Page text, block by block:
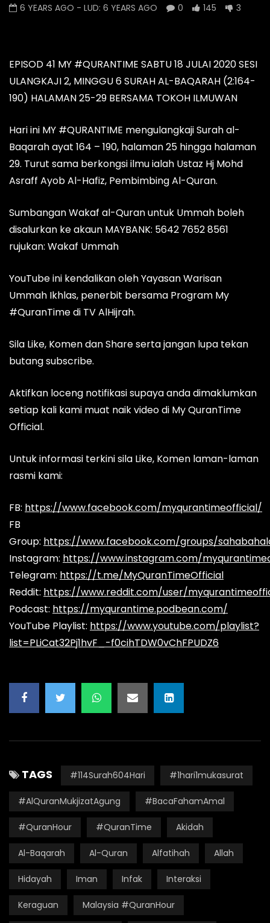
6 YEARS AGO - LUD: 6 YEARS AGO 0 145 3
EPISOD 41 MY #QURANTIME SABTU 18 JULAI 2020 SESI
ULANGKAJI 2, MINGGU 6 SURAH AL-BAQARAH (2:164-
190) HALAMAN 25-29 BERSAMA TOKOH ILMUWAN
Hari ini MY #QURANTIME mengulangkaji Surah al-
Baqarah ayat 164 – 190, halaman 25 hingga halaman
29. Turut sama berkongsi ilmu ialah Ustaz Hj Mohd
Asraff Ayob Al-Hafiz, Pembimbing Al-Quran.
Sumbangan Wakaf al-Quran untuk Ummah boleh
disalurkan ke akaun MAYBANK: 5642 7652 8561
rujukan: Wakaf Ummah
YouTube ini kendalikan oleh Yayasan Warisan
Ummah Ikhlas, penerbit bersama Program My
#QuranTime di TV AlHijrah.
Sila Like, Komen dan Share serta jangan lupa tekan
butang subscribe.
Aktifkan loceng notifikasi supaya anda dimaklumkan
setiap kali kami muat naik video di My QuranTime
Official.
Untuk informasi terkini sila Like, Komen laman-laman
rasmi kami:
FB: https://www.facebook.com/myqurantimeofficial/
FB
Group: https://www.facebook.com/groups/
Instagram: https://www.instagram.com/
Telegram: https://t.me/MyQuranTimeOfficial
Reddit: https://www.reddit.com/user/
Podcast: https://myqurantime.podbean.com/
YouTube Playlist: https://www.youtube.com/playlist?
list=PLiCat32Pj1hvF_-f0cihTDW0vChFPUDZ6
TAGS #114Surah604Hari #1hari1mukasurat
#AlQuranMukjizatAgung #BacaFahamAmal
#QuranHour #QuranTime Akidah
Al-Baqarah Al-Quran Alfatihah Allah
Hidayah Iman Infak Interaksi
Keraguan Malaysia #QuranHour